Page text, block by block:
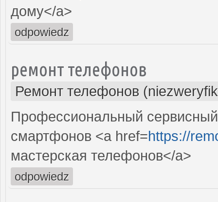
дому</a>
odpowiedz
ремонт телефонов
Ремонт телефонов
Профессиональный
смартфонов <a href=https://
мастерская телефонов</a>
odpowiedz